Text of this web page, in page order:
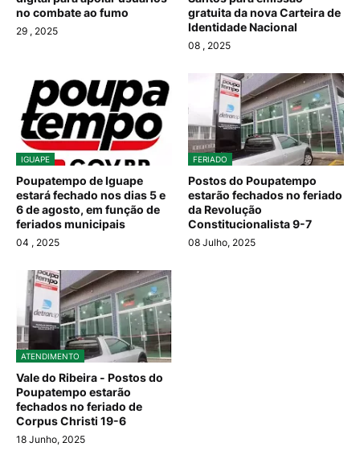
no combate ao fumo
29 , 2025
gratuita da nova Carteira de
Identidade Nacional
08 , 2025
IGUAPE
Poupatempo de Iguape
estará fechado nos dias 5 e
6 de agosto, em função de
feriados municipais
04 , 2025
FERIADO
Postos do Poupatempo
estarão fechados no feriado
da Revolução
Constitucionalista 9-7
08 Julho, 2025
ATENDIMENTO
Vale do Ribeira - Postos do
Poupatempo estarão
fechados no feriado de
Corpus Christi 19-6
18 Junho, 2025